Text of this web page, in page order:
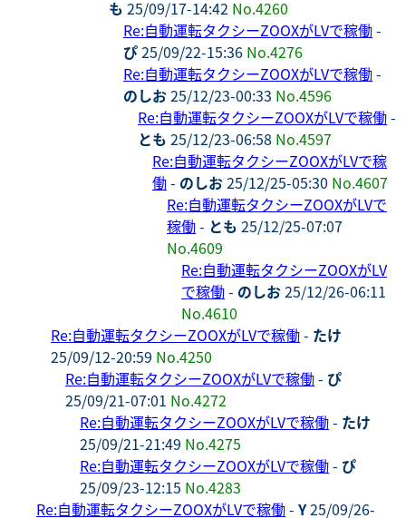
も 25/09/17-14:42 No.4260
Re:自動運転タクシーZOOXがLVで稼働-
ぴ25/09/22-15:36 No.4276
Re:自動運転タクシーZOOXがLVで稼働-
のしお25/12/23-00:33 No.4596
Re:自動運転タクシーZOOXがLVで稼働-
とも 25/12/23-06:58 No.4597
Re:自動運転タクシーZOOXがLVで稼
働- のしお25/12/25-05:30 No.4607
Re:自動運転タクシーZOOXがLVで
稼働- とも 25/12/25-07:07
No.4609
Re:自動運転タクシーZOOXがLV
で稼働- のしお25/12/26-06:11
No.4610
Re:自動運転タクシーZOOXがLVで稼働- たけ
25/09/12-20:59 No.4250
Re:自動運転タクシーZOOXがLVで稼働- ぴ
25/09/21-07:01 No.4272
Re:自動運転タクシーZOOXがLVで稼働- たけ
25/09/21-21:49 No.4275
Re:自動運転タクシーZOOXがLVで稼働- ぴ
25/09/23-12:15 No.4283
Re:自動運転タクシーZOOXがLVで稼働- Y25/09/26-